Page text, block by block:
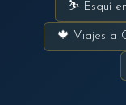
⛷ Esquí
🍁 Viajes a